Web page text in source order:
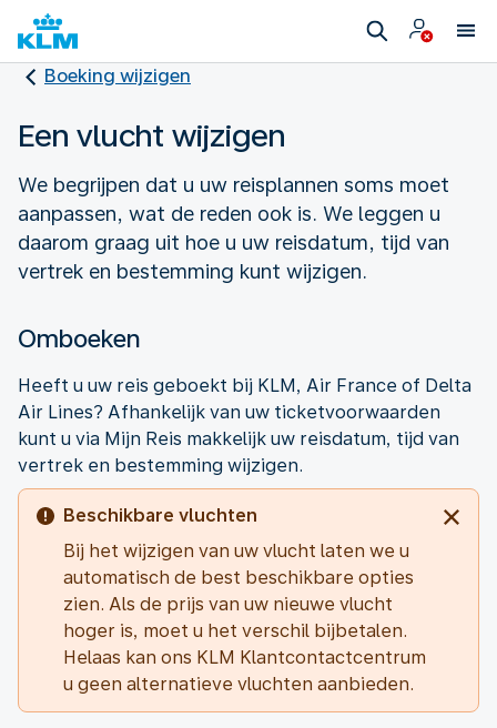
Boeking wijzigen
Een vlucht wijzigen
We begrijpen dat u uw reisplannen soms moet
aanpassen, wat de reden ook is. We leggen u
daarom graag uit hoe u uw reisdatum, tijd van
vertrek en bestemming kunt wijzigen.
Omboeken
Heeft u uw reis geboekt bij KLM, Air France of Delta
Air Lines? Afhankelijk van uw ticketvoorwaarden
kunt u via Mijn Reis makkelijk uw reisdatum, tijd van
vertrek en bestemming wijzigen.
Beschikbare vluchten
Bij het wijzigen van uw vlucht laten we u
automatisch de best beschikbare opties
zien. Als de prijs van uw nieuwe vlucht
hoger is, moet u het verschil bijbetalen.
Helaas kan ons KLM Klantcontactcentrum
u geen alternatieve vluchten aanbieden.